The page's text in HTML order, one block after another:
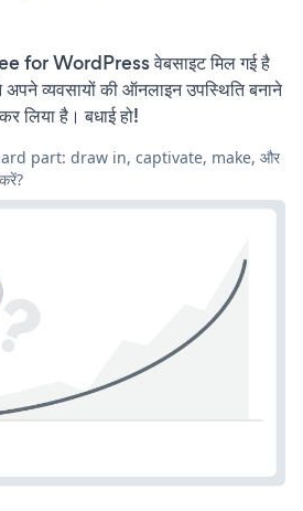
for WordPress वेबसाइट मिल गई है
व्यवसायों की ऑनलाइन उपस्थिति बनाने
लिया है। बधाई हो!
part: draw in, captivate, make, और